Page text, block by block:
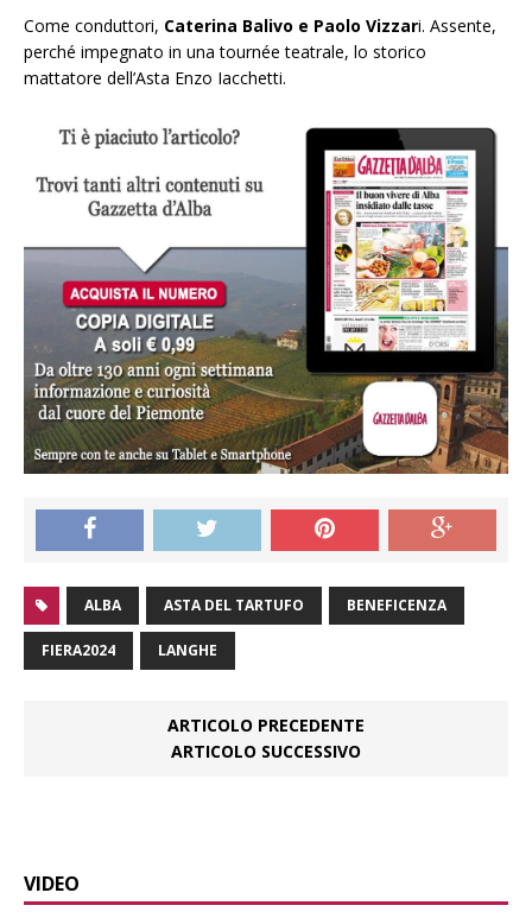
Come conduttori, Caterina Balivo e Paolo Vizzari. Assente,
perché impegnato in una tournée teatrale, lo storico
mattatore dell’Asta Enzo Iacchetti.
ALBA ASTA DEL TARTUFO BENEFICENZA
FIERA2024 LANGHE
ARTICOLO PRECEDENTE
ARTICOLO SUCCESSIVO
VIDEO